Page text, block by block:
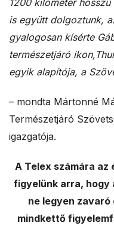
1200 kilométer
is együtt dolgoztunk,
gyalogosan kísérte
természetjáró
egyik alapítója, a
– mondta Mártonné
Természetjáró
igazgatója.
A Telex számára az
figyelünk arra, hogy
ne legyen zavaró
mindkettő